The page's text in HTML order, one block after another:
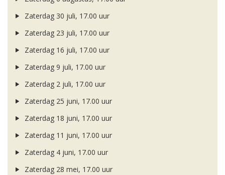
Zaterdag 30 juli, 17.00 uur
Zaterdag 23 juli, 17.00 uur
Zaterdag 16 juli, 17.00 uur
Zaterdag 9 juli, 17.00 uur
Zaterdag 2 juli, 17.00 uur
Zaterdag 25 juni, 17.00 uur
Zaterdag 18 juni, 17.00 uur
Zaterdag 11 juni, 17.00 uur
Zaterdag 4 juni, 17.00 uur
Zaterdag 28 mei, 17.00 uur